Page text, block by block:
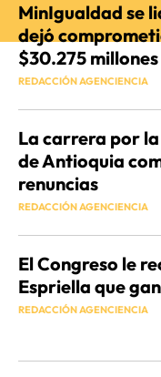
MinIgualdad se
dejó
$30.275 millones
REDACCIÓN AGENCIENCIA
La carrera por
de Antioquia
renuncias
REDACCIÓN AGENCIENCIA
El Congreso le
Espriella que
REDACCIÓN AGENCIENCIA